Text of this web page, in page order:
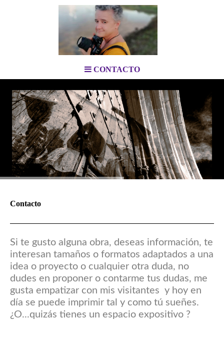
CONTACTO
Contacto
Si te gusto alguna obra, deseas información, te
interesan tamaños o formatos adaptados a una
idea o proyecto o cualquier otra duda, no
dudes en proponer o contarme tus dudas, me
gusta empatizar con mis visitantes y hoy en
día se puede imprimir tal y como tú sueñes.
¿O...quizás tienes un espacio expositivo ?